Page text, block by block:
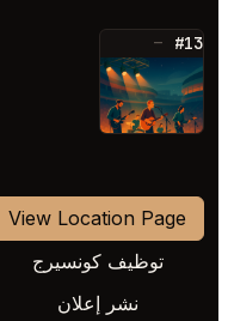
#13
—
⭐
View Location Page
توظيف كونسيرج
نشر إعلان